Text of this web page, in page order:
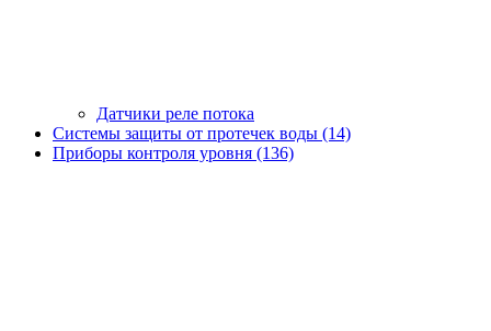
Датчики реле потока
Системы защиты от протечек воды (14)
Приборы контроля уровня (136)